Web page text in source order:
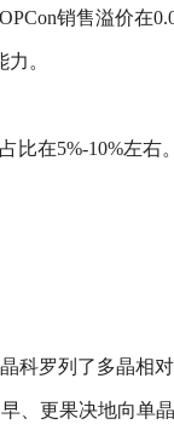
销售溢价在
。
在5%-10%左右。
科罗列了多晶相对
、更果决地向单